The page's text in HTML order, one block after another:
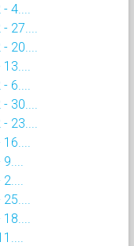
4....
27....
20....
6....
30....
23....